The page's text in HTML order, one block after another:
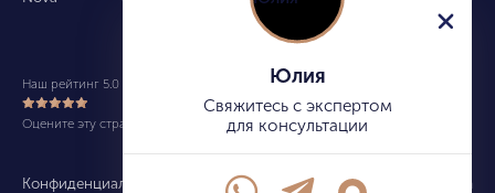
Конфиденциальность Карта сайта info@kupitekvartiru.com
Наш рейтинг 5.0 из 5 (490)
Оцените эту страницу
Юлия
Свяжитесь с экспертом
для консультации